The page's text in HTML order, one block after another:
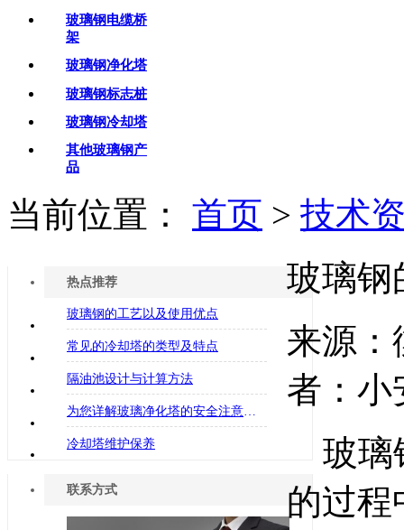
玻璃钢电缆桥
架
玻璃钢净化塔
玻璃钢标志桩
玻璃钢冷却塔
其他玻璃钢产
品
当前位置： 首页 > 技术
热点推荐
玻璃钢的工艺以及使用优点
常见的冷却塔的类型及特点
隔油池设计与计算方法
为您详解玻璃净化塔的安全注意事项
冷却塔维护保养
联系方式
玻璃钢
来源
者：
玻璃
的过程